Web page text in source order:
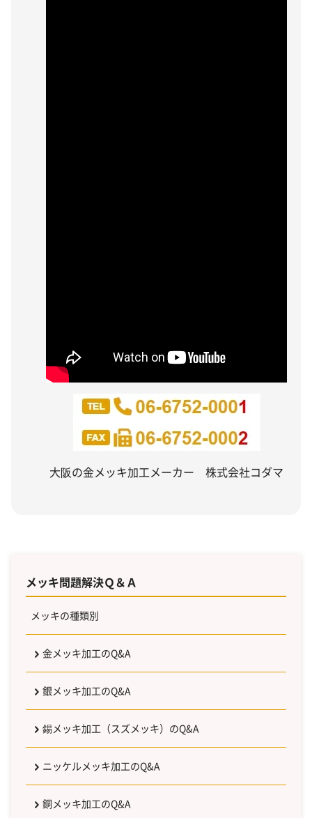
大阪の金メッキ加工メーカー 株式会社コダマ
メッキ問題解決Ｑ＆Ａ
メッキの種類別
金メッキ加工のQ&A
銀メッキ加工のQ&A
錫メッキ加工（スズメッキ）のQ&A
ニッケルメッキ加工のQ&A
銅メッキ加工のQ&A